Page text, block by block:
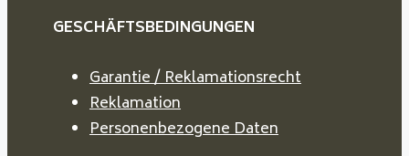
GESCHÄFTSBEDINGUNGEN
Garantie / Reklamationsrecht
Reklamation
Personenbezogene Daten